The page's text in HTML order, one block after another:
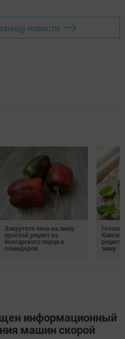
новости
Закрутите лечо на зиму:
простой рецепт из
болгарского перца и
помидоров
зиму
информационный
машин скорой